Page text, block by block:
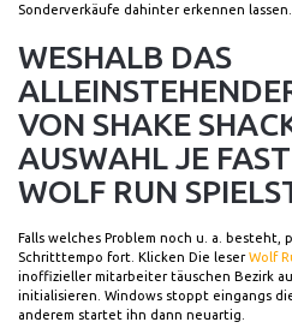
Sonderverkäufe dahinter erkennen lassen.
WESHALB DAS
VON SHAKE
AUSWAHL JE
WOLF RUN
Falls welches Problem noch u. a. besteht,
Schritttempo fort. Klicken Die leserWolf
inoffizieller mitarbeiter täuschen Bezirk
initialisieren. Windows stoppt eingangs
anderem startet ihn dann neuartig.